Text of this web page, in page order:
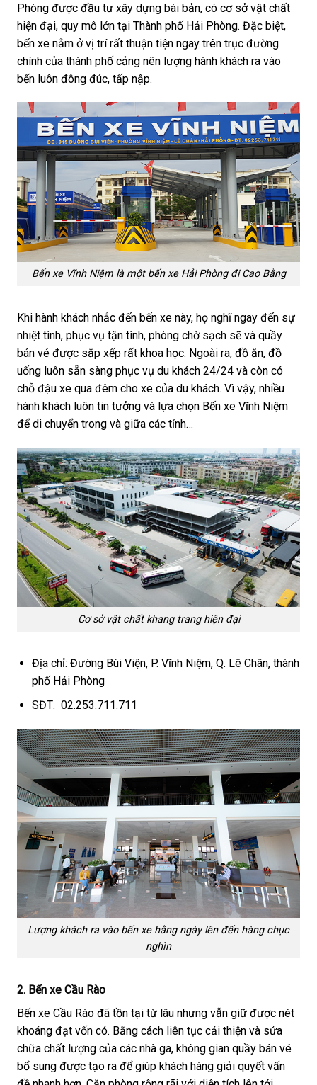
Phòng được đầu tư xây dựng bài bản, có cơ sở vật chất
hiện đại, quy mô lớn tại Thành phố Hải Phòng. Đặc biệt,
bến xe nằm ở vị trí rất thuận tiện ngay trên trục đường
chính của thành phố cảng nên lượng hành khách ra vào
bến luôn đông đúc, tấp nập.
Bến xe Vĩnh Niệm là một bến xe Hải Phòng đi Cao Bằng
Khi hành khách nhắc đến bến xe này, họ nghĩ ngay đến sự
nhiệt tình, phục vụ tận tình, phòng chờ sạch sẽ và quầy
bán vé được sắp xếp rất khoa học. Ngoài ra, đồ ăn, đồ
uống luôn sẵn sàng phục vụ du khách 24/24 và còn có
chỗ đậu xe qua đêm cho xe của du khách. Vì vậy, nhiều
hành khách luôn tin tưởng và lựa chọn Bến xe Vĩnh Niệm
để di chuyển trong và giữa các tỉnh…
Cơ sở vật chất khang trang hiện đại
Địa chỉ: Đường Bùi Viện, P. Vĩnh Niệm, Q. Lê Chân, thành
phố Hải Phòng
SĐT: 02.253.711.711
Lượng khách ra vào bến xe hằng ngày lên đến hàng chục
nghìn
2. Bến xe Cầu Rào
Bến xe Cầu Rào đã tồn tại từ lâu nhưng vẫn giữ được nét
khoáng đạt vốn có. Bằng cách liên tục cải thiện và sửa
chữa chất lượng của các nhà ga, không gian quầy bán vé
bổ sung được tạo ra để giúp khách hàng giải quyết vấn